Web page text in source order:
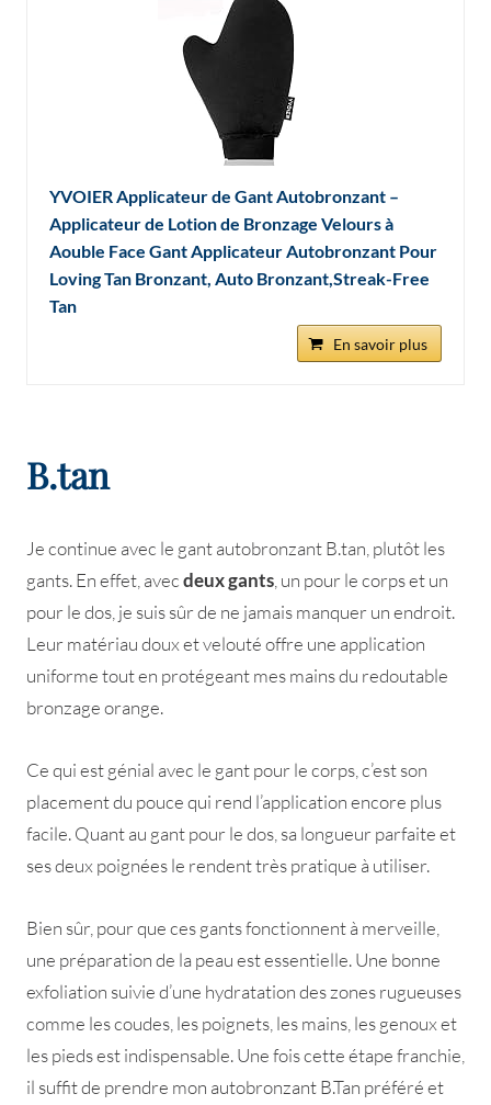
YVOIER Applicateur de Gant Autobronzant –
Applicateur de Lotion de Bronzage Velours à
Aouble Face Gant Applicateur Autobronzant Pour
Loving Tan Bronzant, Auto Bronzant,Streak-Free
Tan
En savoir plus
B.tan
Je continue avec le gant autobronzant B.tan, plutôt les
gants. En effet, avecdeux gants , un pour le corps et un
pour le dos, je suis sûr de ne jamais manquer un endroit.
Leur matériau doux et velouté offre une application
uniforme tout en protégeant mes mains du redoutable
bronzage orange.
Ce qui est génial avec le gant pour le corps, c’est son
placement du pouce qui rend l’application encore plus
facile. Quant au gant pour le dos, sa longueur parfaite et
ses deux poignées le rendent très pratique à utiliser.
Bien sûr, pour que ces gants fonctionnent à merveille,
une préparation de la peau est essentielle. Une bonne
exfoliation suivie d’une hydratation des zones rugueuses
comme les coudes, les poignets, les mains, les genoux et
les pieds est indispensable. Une fois cette étape franchie,
il suffit de prendre mon autobronzant B.Tan préféré et